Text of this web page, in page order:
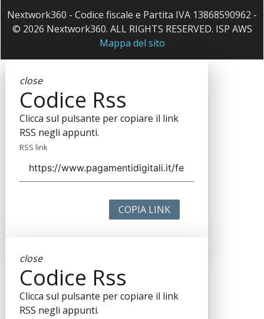
Nextwork360 - Codice fiscale e Partita IVA 13868590962 -
© 2026 Nextwork360. ALL RIGHTS RESERVED. ISP AWS
Mappa del sito
close
Codice Rss
Clicca sul pulsante per copiare il link
RSS negli appunti.
RSS link
COPIA LINK
close
Codice Rss
Clicca sul pulsante per copiare il link
RSS negli appunti.